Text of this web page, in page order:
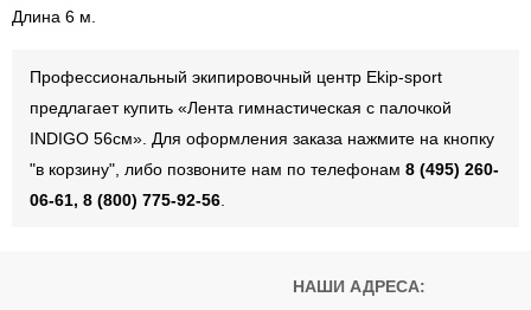
Длина 6 м.
Профессиональный экипировочный центр Ekip-sport
предлагает купить «Лента гимнастическая с палочкой
INDIGO 56см». Для оформления заказа нажмите на кнопку
"в корзину", либо позвоните нам по телефонам 8 (495) 260-
06-61, 8 (800) 775-92-56
НАШИ АДРЕСА: